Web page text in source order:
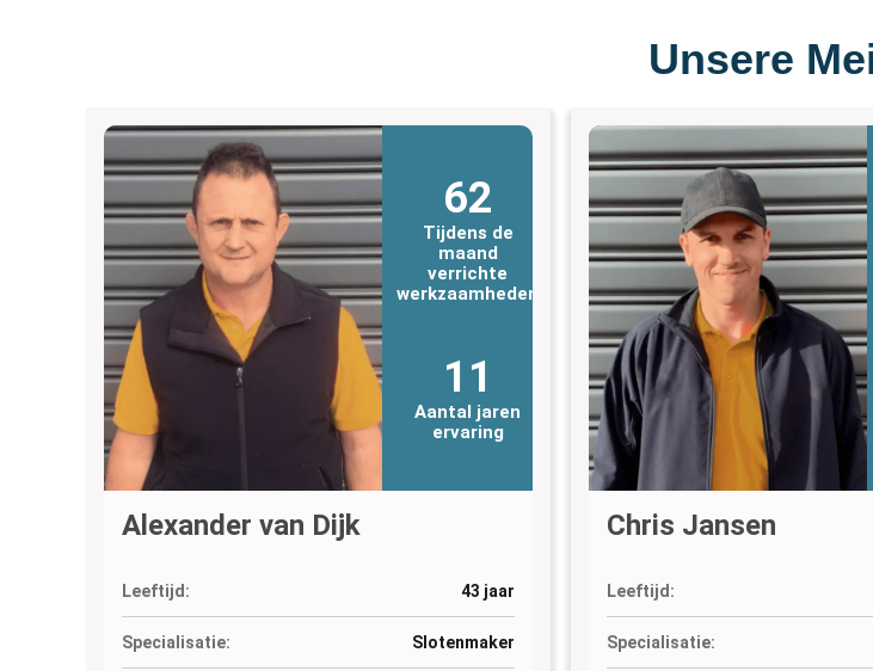
Unsere
62
Tijdens de
maand
verrichte
werkzaamheden
11
Aantal jaren
ervaring
Alexander van Dijk
Leeftijd: 43 jaar
Specialisatie: Slotenmaker
Chris Jansen
Leeftijd:
Specialisatie: